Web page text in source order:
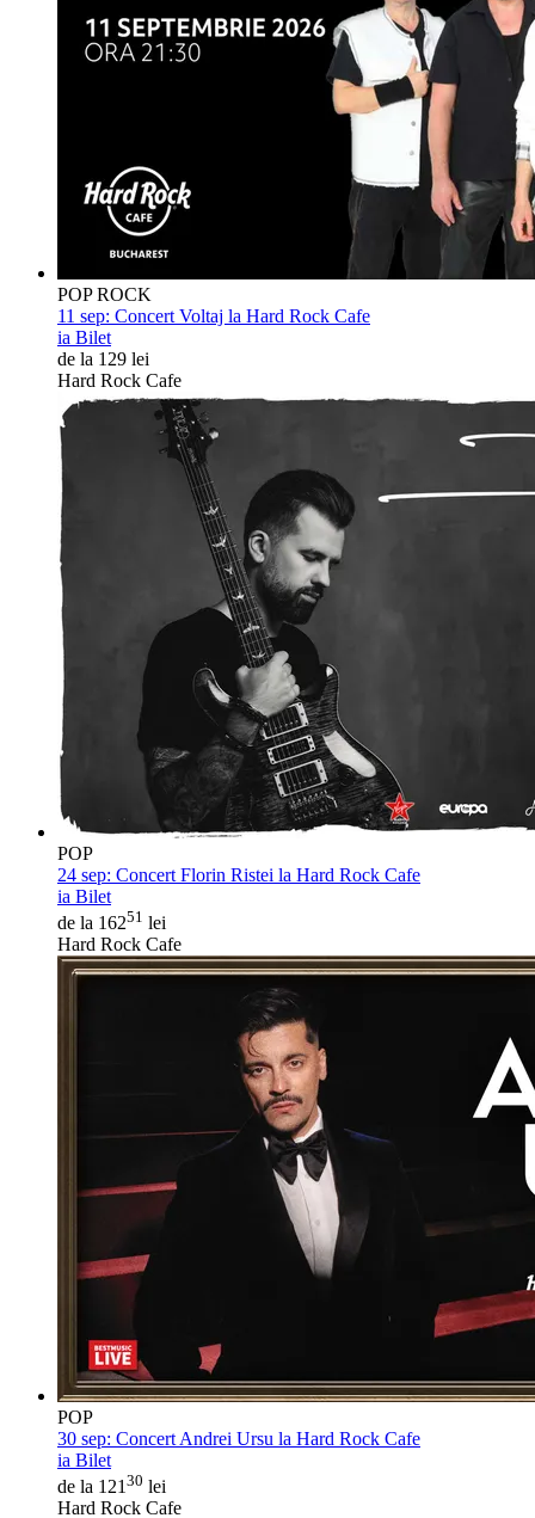
POP ROCK
11 sep: Concert Voltaj la Hard Rock Cafe
ia Bilet
de la 129 lei
Hard Rock Cafe
POP
24 sep: Concert Florin Ristei la Hard Rock Cafe
ia Bilet
de la 16251 lei
Hard Rock Cafe
POP
30 sep: Concert Andrei Ursu la Hard Rock Cafe
ia Bilet
de la 121 30 lei
Hard Rock Cafe